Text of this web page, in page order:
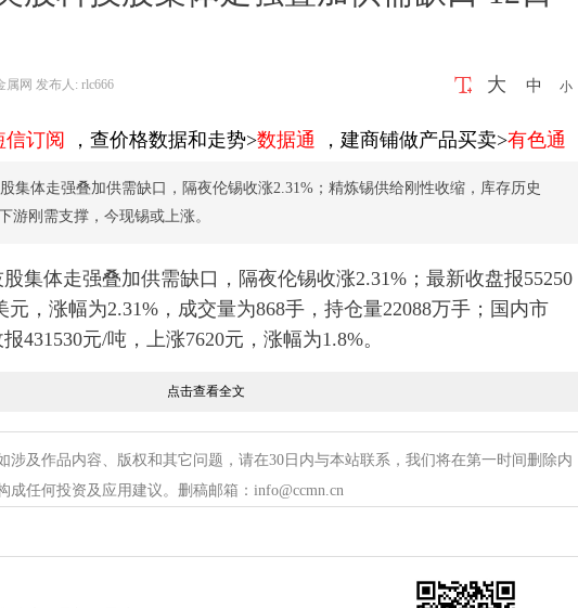
属网 发布人: rlc666 大 中 小
信订阅 ，查价格数据和走势>数据通 ，建商铺做产品买卖>有色通
集体走强叠加供需缺口，隔夜伦锡收涨2.31%；精炼锡供给刚性收缩，库存历史
游刚需支撑，今现锡或上涨。
集体走强叠加供需缺口，隔夜伦锡收涨2.31%；最新收盘报55250
元，涨幅为2.31%，成交量为868手，持仓量22088万手；国内市
431530元/吨，上涨7620元，涨幅为1.8%。
锡期货全线低开为主，主力月2606合约开盘报429500元/吨较前一
9：20分沪锡主力2606合约报437950元/吨，上涨14040元，涨幅为
走，盘面维持高位运行；宏观面：美伊局势骤然恶化推升国际油
属的冶炼成本，更引发了全球金属贸易航线与区域产能的中断担
技股强势上涨，AI 和半导体行业景气度持续攀升，为金属市场注
点击查看全文
涉及作品内容、版权和其它问题，请在30日内与本站联系，我们将在第一时间删除内
成任何投资及应用建议。删稿邮箱：info@ccmn.cn